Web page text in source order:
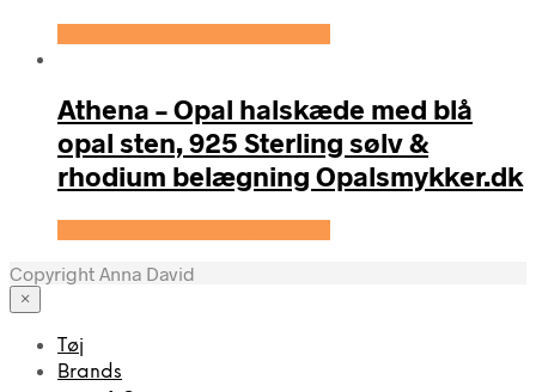
Athena – Opal halskæde med blå
opal sten, 925 Sterling sølv &
rhodium belægning Opalsmykker.dk
Copyright Anna David
×
Tøj
Brands